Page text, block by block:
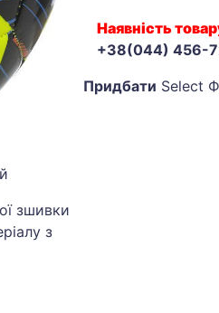
зшивки
з
Наявність
+38(044) 456-
Придбати Select